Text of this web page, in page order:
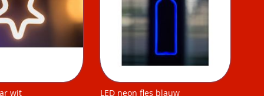
wit
LED neon fles blauw